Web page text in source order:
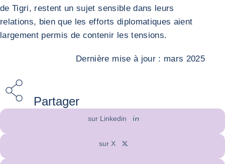
de Tigri, restent un sujet sensible dans leurs
relations, bien que les efforts diplomatiques aient
largement permis de contenir les tensions.
Dernière mise à jour : mars 2025
Partager
sur Linkedin
sur X